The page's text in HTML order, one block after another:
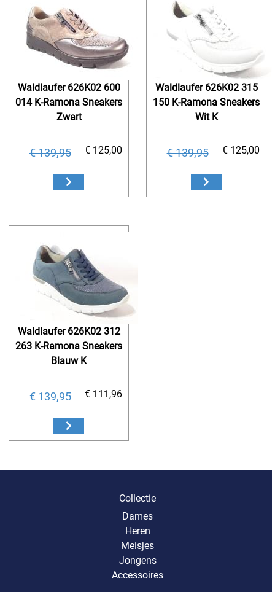
Waldlaufer 626K02 600
014 K-Ramona Sneakers
Zwart
€ 139,95 € 125,00
Waldlaufer 626K02 315
150 K-Ramona Sneakers
Wit K
€ 139,95 € 125,00
Waldlaufer 626K02 312
263 K-Ramona Sneakers
Blauw K
€ 139,95 € 111,96
Collectie
Dames
Heren
Meisjes
Jongens
Accessoires